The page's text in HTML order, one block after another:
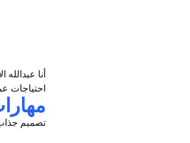
أنا
احتياجات
تصميم